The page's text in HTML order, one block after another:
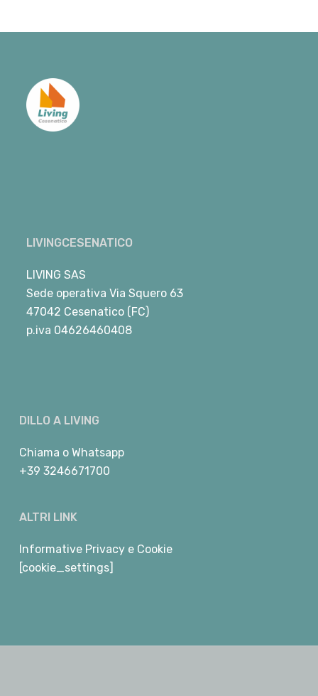
LIVINGCESENATICO
LIVING SAS
Sede operativa Via Squero 63
47042 Cesenatico (FC)
p.iva 04626460408
DILLO A LIVING
Chiama o Whatsapp
+39 3246671700
ALTRI LINK
Informative Privacy e Cookie
[cookie_settings]